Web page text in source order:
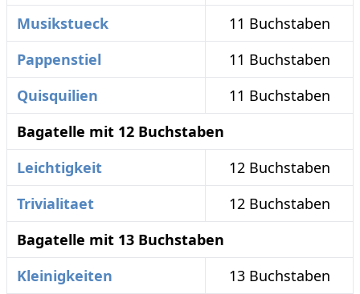
Musikstueck
11 Buchstaben
Pappenstiel
11 Buchstaben
Quisquilien
11 Buchstaben
Bagatelle mit 12 Buchstaben
Leichtigkeit
12 Buchstaben
Trivialitaet
12 Buchstaben
Bagatelle mit 13 Buchstaben
Kleinigkeiten
13 Buchstaben